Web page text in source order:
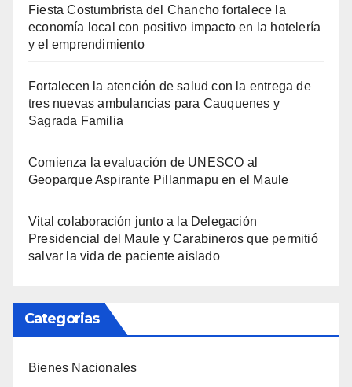
Fiesta Costumbrista del Chancho fortalece la
economía local con positivo impacto en la hotelería
y el emprendimiento
Fortalecen la atención de salud con la entrega de
tres nuevas ambulancias para Cauquenes y
Sagrada Familia
Comienza la evaluación de UNESCO al
Geoparque Aspirante Pillanmapu en el Maule
Vital colaboración junto a la Delegación
Presidencial del Maule y Carabineros que permitió
salvar la vida de paciente aislado
Categorias
Bienes Nacionales